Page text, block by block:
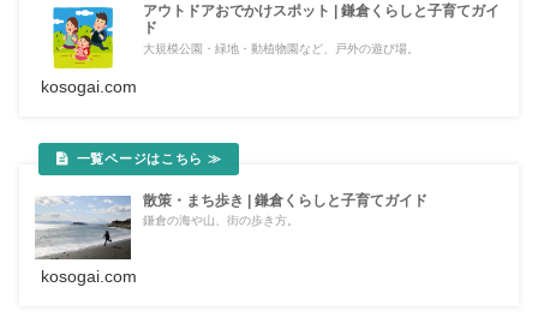
アウトドアおでかけスポット | 鎌倉くらしと子育てガイ
ド
大規模公園・緑地・動植物園など、戸外の遊び場。
kosogai.com
散策・まち歩き | 鎌倉くらしと子育てガイド
鎌倉の海や山、街の歩き方。
kosogai.com